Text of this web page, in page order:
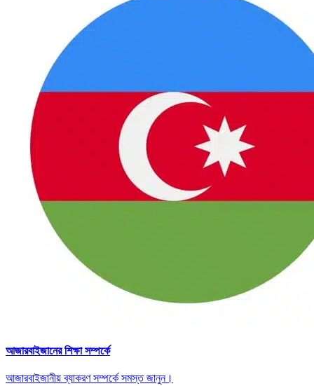
আজারবাইজানের শিক্ষা সম্পর্কে
আজারবাইজানীয় ব্যাকরণ সম্পর্কে সমস্ত জানুন।